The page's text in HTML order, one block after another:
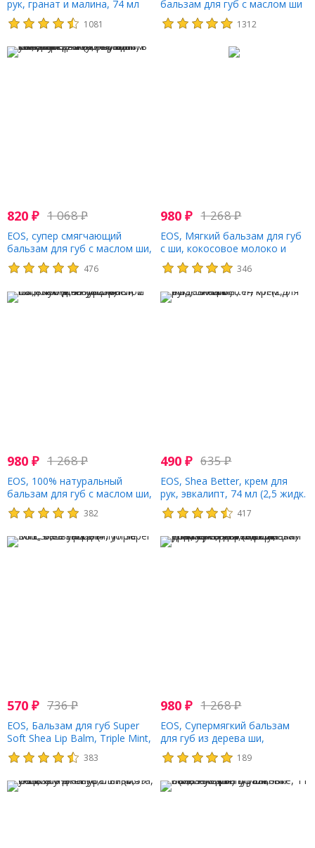
рук, гранат и малина, 74 мл
(2,5 жидк. унции)
1081
бальзам для губ с маслом ши
с SPF 15, лимонный, 7 г (0,25
унции)
1312
820 ₽ 1 068₽
EOS, супер смягчающий
бальзам для губ с маслом ши,
жареный зефир и кокосовое
молоко, 2 шт. в упаковке, 4 г
476
980₽ 1 268₽
EOS, Мягкий бальзам для губ
с ши, кокосовое молоко и
ваниль с вишней, 2 шт. в
упаковке, 11 г (0,39 унции)
346
980 ₽ 1 268₽
EOS, 100% натуральный
бальзам для губ с маслом ши,
клубничный сорбет, 2 шт., 11 г
(0,39 унции)
382
490₽ 635₽
EOS, Shea Better, крем для
рук, эвкалипт, 74 мл (2,5 жидк.
Унции)
417
570 ₽ 736₽
EOS, Бальзам для губ Super
Soft Shea Lip Balm, Triple Mint,
0,25 унции (7 г)
383
980₽ 1 268₽
EOS, Супермягкий бальзам
для губ из дерева ши,
поджаренный зефир и
тройная мята, 2 шт. В
189